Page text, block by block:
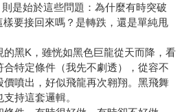
是始於這些問題：為什麼有時突破
要接回來嗎？是轉跌，還是單純甩
黑K，雖恍如黑色巨龍從天而降，看
特定條件（我先不劇透），從容不
噴出，好似飛龍再次翱翔。黑飛舞
持這套邏輯。